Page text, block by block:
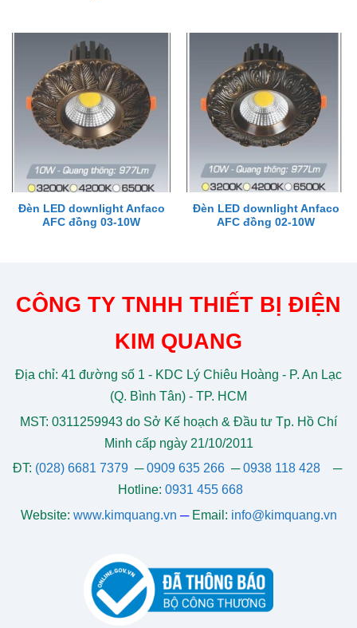
Đèn LED downlight Anfaco
AFC đồng 03-10W
Đèn LED downlight Anfaco
AFC đồng 02-10W
CÔNG TY TNHH THIẾT BỊ ĐIỆN
KIM QUANG
Địa chỉ: 41 đường số 1 - KDC Lý Chiêu Hoàng - P. An Lạc
(Q. Bình Tân) - TP. HCM
MST: 0311259943 do Sở Kế hoạch & Đầu tư Tp. Hồ Chí
Minh cấp ngày 21/10/2011
ĐT: (028) 6681 7379 ─0909 635 266─0938 118 428─
Hotline: 0931 455 668
Website: www.kimquang.vn ─ Email: info@kimquang.vn